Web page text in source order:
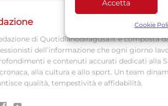
Funzionalità
Abbinare e combinare dati
alle informazioni trasmesse
Utilizzare dati di
dispositivi in base a
Accetta
Cookie
di Quotidianodiragusa.it è composta
dell’informazione che ogni giorno
e contenuti accurati dedicati alla
alla cultura e allo sport. Un team
qualità, tempestività e affidabilità.